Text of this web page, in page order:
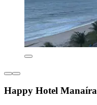
Happy Hotel Manaíra